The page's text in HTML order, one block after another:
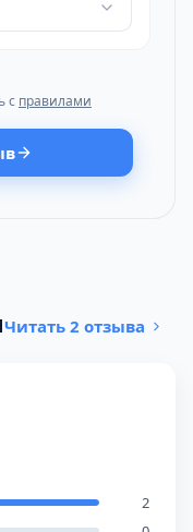
с правилами
Читать 2 отзыва
2